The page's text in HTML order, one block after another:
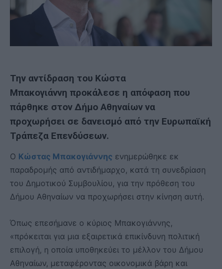
Την αντίδραση του Κώστα
Μπακογιάννη προκάλεσε η απόφαση που
πάρθηκε στον Δήμο Αθηναίων να
προχωρήσει σε δανεισμό από την Ευρωπαϊκή
Τράπεζα Επενδύσεων.
Ο Κώστας Μπακογιάννης ενημερώθηκε εκ
παραδρομής από αντιδήμαρχο, κατά τη συνεδρίαση
του Δημοτικού Συμβουλίου, για την πρόθεση του
Δήμου Αθηναίων να προχωρήσει στην κίνηση αυτή.
Όπως επεσήμανε ο κύριος Μπακογιάννης,
«πρόκειται για μια εξαιρετικά επικίνδυνη πολιτική
επιλογή, η οποία υποθηκεύει το μέλλον του Δήμου
Αθηναίων, μεταφέροντας οικονομικά βάρη και